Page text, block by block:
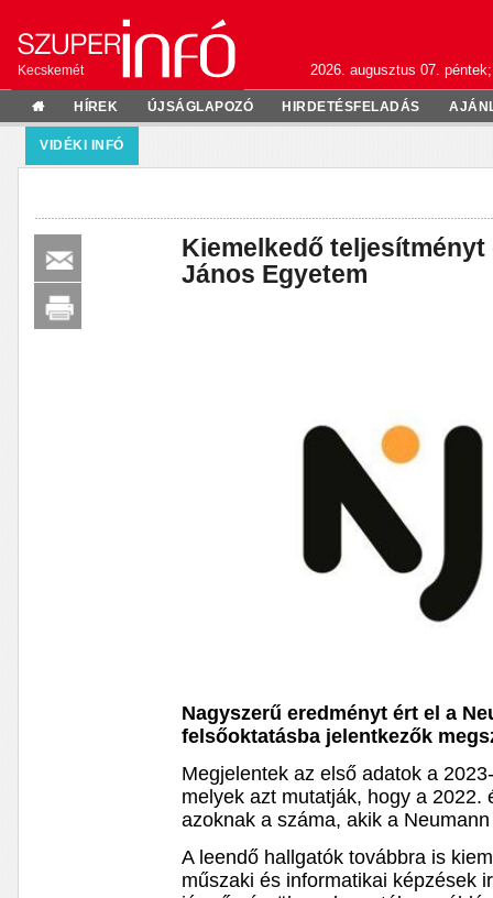
Kecskemét 2026. augusztus 07.
HÍREK ÚJSÁGLAPOZÓ HIRDETÉSFELADÁS
VIDÉKI INFÓ
Kiemelkedő teljesítményt
János Egyetem
Nagyszerű eredményt ért el a
felsőoktatásba jelentkezők
Megjelentek az első adatok a
melyek azt mutatják, hogy a 2022.
azoknak a száma, akik a
A leendő hallgatók továbbra is
műszaki és informatikai képzések